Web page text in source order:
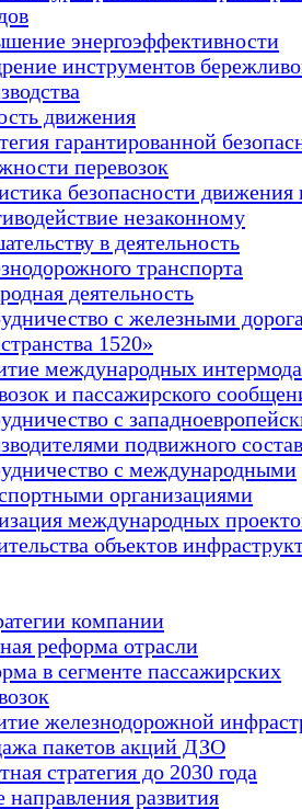
энергоэффективности
инструментов
движения
гарантированной
перевозок
безопасности движения
незаконному
в деятельность
транспорта
деятельность
с железными
1520»
международных
и пассажирского
с
подвижного
с международными
организациями
международных
объектов
компании
реформа отрасли
в сегменте пассажирских
железнодорожной
пакетов акций ДЗО
стратегия до 2030 года
развития